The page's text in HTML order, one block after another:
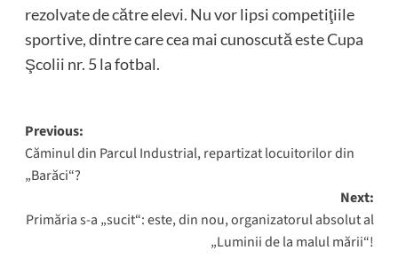
rezolvate de către elevi. Nu vor lipsi competiţiile
sportive, dintre care cea mai cunoscută este Cupa
Şcolii nr. 5 la fotbal.
Post
navigation
Previous:
Căminul din Parcul Industrial, repartizat locuitorilor din
„Barăci“?
Next:
Primăria s-a „sucit“: este, din nou, organizatorul absolut al
„Luminii de la malul mării“!